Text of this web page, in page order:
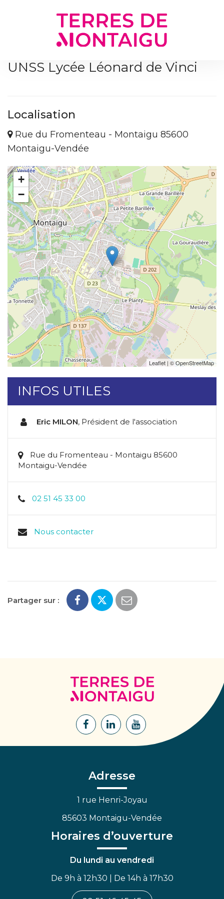
UNSS Lycée Léonard de Vinci
Localisation
Rue du Fromenteau - Montaigu 85600
Montaigu-Vendée
+
−
Leaflet | ©OpenStreetMap
INFOS UTILES
Eric MILON, Président de l'association
Rue du Fromenteau - Montaigu 85600
Montaigu-Vendée
02 51 45 33 00
Nous contacter
Partager sur :
Terres
de
Lien
Facebook
Lien
Linkedin
Lien
Adresse
1 rue Henri-Joyau
85603 Montaigu-Vendée
Horaires d’ouverture
Du lundi au vendredi
De 9h à 12h30 | De 14h à 17h30